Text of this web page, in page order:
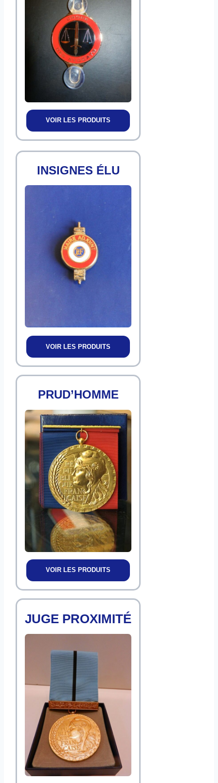
VOIR LES PRODUITS
INSIGNES ÉLU
VOIR LES PRODUITS
PRUD’HOMME
VOIR LES PRODUITS
JUGE PROXIMITÉ